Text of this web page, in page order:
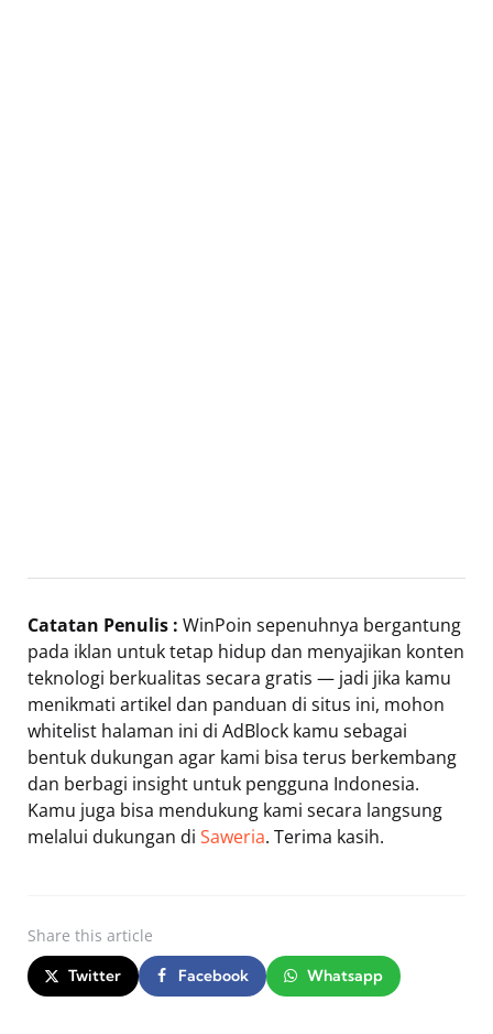
Catatan Penulis : WinPoin sepenuhnya bergantung
pada iklan untuk tetap hidup dan menyajikan konten
teknologi berkualitas secara gratis — jadi jika kamu
menikmati artikel dan panduan di situs ini, mohon
whitelist halaman ini di AdBlock kamu sebagai
bentuk dukungan agar kami bisa terus berkembang
dan berbagi insight untuk pengguna Indonesia.
Kamu juga bisa mendukung kami secara langsung
melalui dukungan di Saweria. Terima kasih.
Share this article
Twitter Facebook Whatsapp